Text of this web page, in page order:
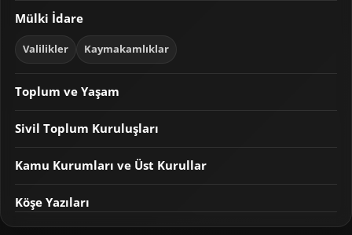
Mülki İdare
Valilikler Kaymakamlıklar
Toplum ve Yaşam
Sivil Toplum Kuruluşları
Kamu Kurumları ve Üst Kurullar
Köşe Yazıları